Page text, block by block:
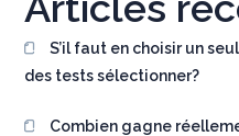
S’il faut en choisir un
des tests sélectionner?
Combien gagne